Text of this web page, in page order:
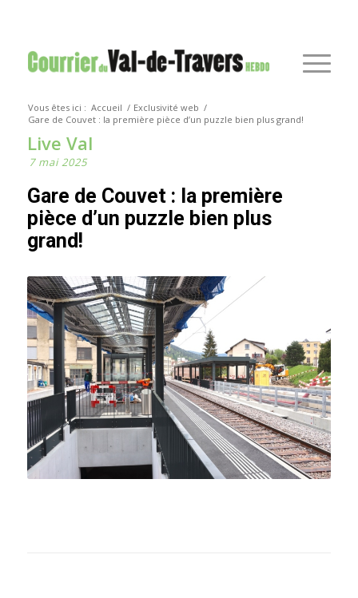
Vous êtes ici : Accueil / Exclusivité web /
Gare de Couvet : la première pièce d’un puzzle bien plus grand!
Live Val
7 mai 2025
Gare de Couvet : la première
pièce d’un puzzle bien plus
grand!